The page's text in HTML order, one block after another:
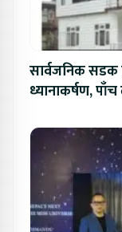
सार्वजनिक सडक
ध्यानाकर्षण,